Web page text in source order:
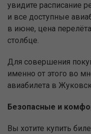
увидите расписание
и все доступные
в июне, цена
столбце.
Для совершения
именно от этого во
авиабилета в
Безопасные и
Вы хотите купить